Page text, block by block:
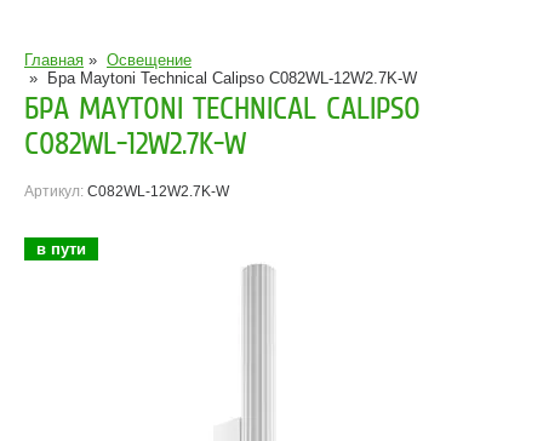
Главная » Освещение
»
Бра Maytoni Technical Calipso C082WL-12W2.7K-W
БРА MAYTONI TECHNICAL CALIPSO
C082WL-12W2.7K-W
Артикул: C082WL-12W2.7K-W
в пути